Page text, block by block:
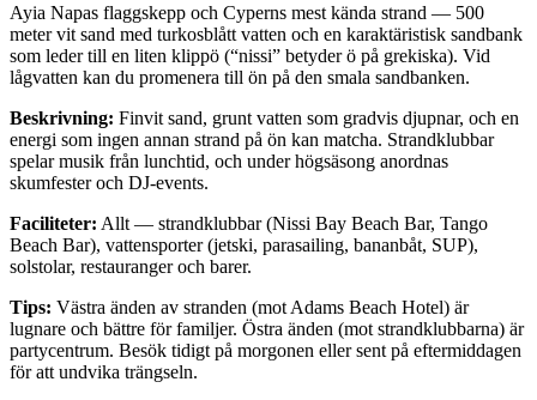
Ayia Napas flaggskepp och Cyperns mest kända strand — 500
meter vit sand med turkosblått vatten och en karaktäristisk sandbank
som leder till en liten klippö (“nissi” betyder ö på grekiska). Vid
lågvatten kan du promenera till ön på den smala sandbanken.
Beskrivning: Finvit sand, grunt vatten som gradvis djupnar, och en
energi som ingen annan strand på ön kan matcha. Strandklubbar
spelar musik från lunchtid, och under högsäsong anordnas
skumfester och DJ-events.
Faciliteter: Allt — strandklubbar (Nissi Bay Beach Bar, Tango
Beach Bar), vattensporter (jetski, parasailing, bananbåt, SUP),
solstolar, restauranger och barer.
Tips: Västra änden av stranden (mot Adams Beach Hotel) är
lugnare och bättre för familjer. Östra änden (mot strandklubbarna) är
partycentrum. Besök tidigt på morgonen eller sent på eftermiddagen
för att undvika trängseln.